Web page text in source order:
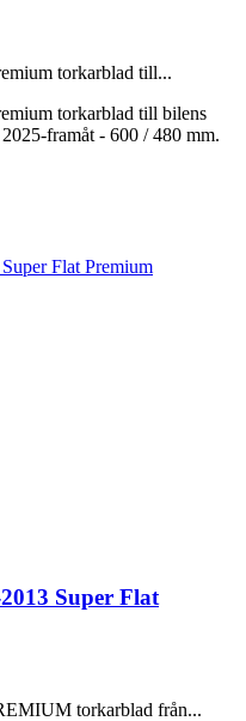
torkarblad till...
torkarblad till bilens
framåt - 600 / 480 mm.
Super Flat
torkarblad från...